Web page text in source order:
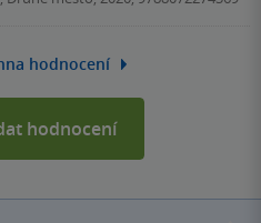
hodnocení
hodnocení